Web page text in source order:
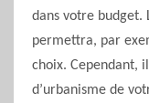
dans votre budget.
permettra, par
choix. Cependant,
d’urbanisme de